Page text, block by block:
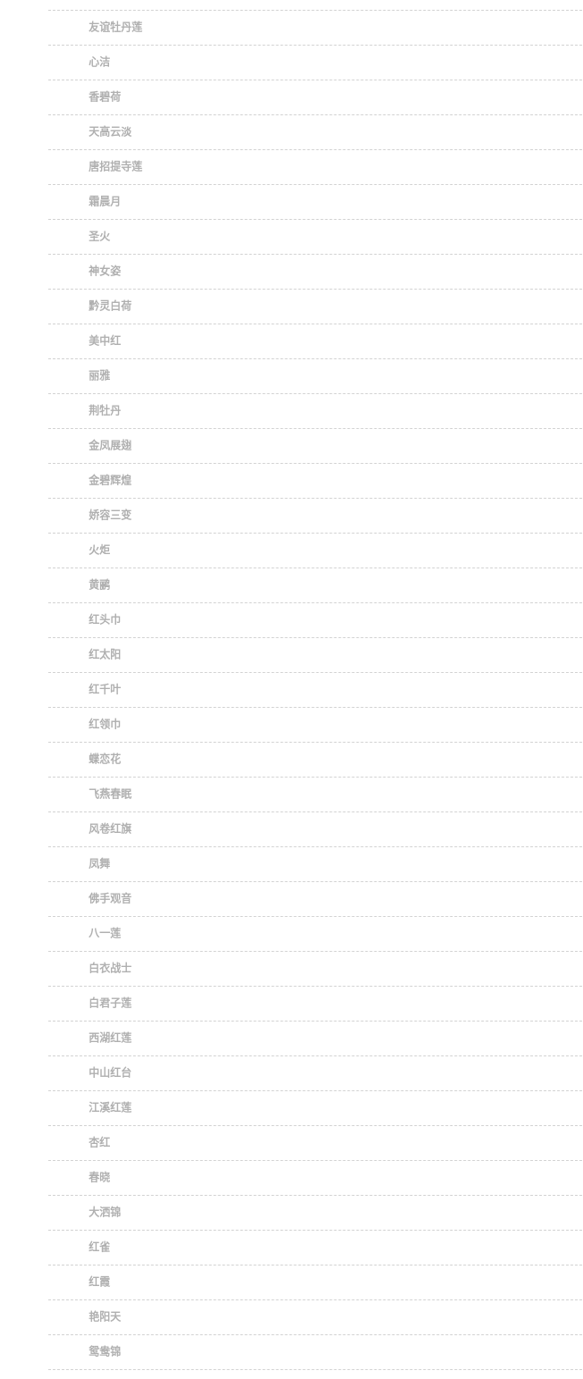
友谊牡丹莲
心洁
香碧荷
天高云淡
唐招提寺莲
霜晨月
圣火
神女姿
黔灵白荷
美中红
丽雅
荆牡丹
金凤展翅
金碧辉煌
娇容三变
火炬
黄鹂
红头巾
红太阳
红千叶
红领巾
蝶恋花
飞燕春眠
风卷红旗
凤舞
佛手观音
八一莲
白衣战士
白君子莲
西湖红莲
中山红台
江溪红莲
杏红
春晓
大洒锦
红雀
红霞
艳阳天
鸳鸯锦